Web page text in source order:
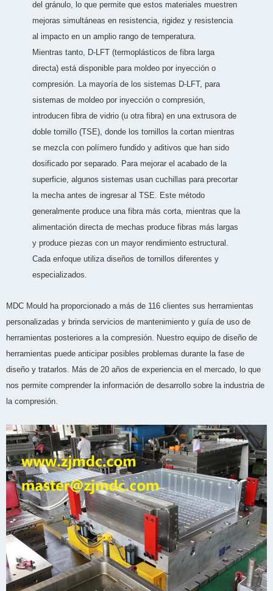
del gránulo, lo que permite que estos materiales muestren
mejoras simultáneas en resistencia, rigidez y resistencia
al impacto en un amplio rango de temperatura.
Mientras tanto, D-LFT (termoplásticos de fibra larga
directa) está disponible para moldeo por inyección o
compresión. La mayoría de los sistemas D-LFT, para
sistemas de moldeo por inyección o compresión,
introducen fibra de vidrio (u otra fibra) en una extrusora de
doble tornillo (TSE), donde los tornillos la cortan mientras
se mezcla con polímero fundido y aditivos que han sido
dosificado por separado. Para mejorar el acabado de la
superficie, algunos sistemas usan cuchillas para precortar
la mecha antes de ingresar al TSE. Este método
generalmente produce una fibra más corta, mientras que la
alimentación directa de mechas produce fibras más largas
y produce piezas con un mayor rendimiento estructural.
Cada enfoque utiliza diseños de tornillos diferentes y
especializados.
MDC Mould ha proporcionado a más de 116 clientes sus herramientas
personalizadas y brinda servicios de mantenimiento y guía de uso de
herramientas posteriores a la compresión. Nuestro equipo de diseño de
herramientas puede anticipar posibles problemas durante la fase de
diseño y tratarlos. Más de 20 años de experiencia en el mercado, lo que
nos permite comprender la información de desarrollo sobre la industria de
la compresión.